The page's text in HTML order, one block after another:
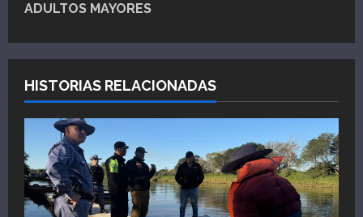
a
c
i
ó
n
d
ADULTOS MAYORES
HISTORIAS RELACIONADAS